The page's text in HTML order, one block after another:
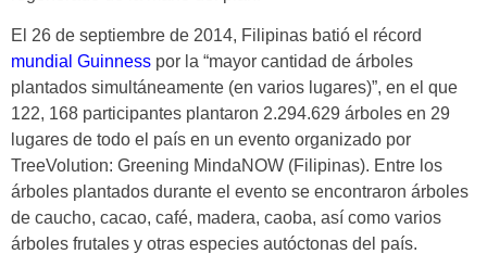
El 26 de septiembre de 2014, Filipinas batió el récord
mundial Guinness por la “mayor cantidad de árboles
plantados simultáneamente (en varios lugares)”, en el que
122, 168 participantes plantaron 2.294.629 árboles en 29
lugares de todo el país en un evento organizado por
TreeVolution: Greening MindaNOW (Filipinas). Entre los
árboles plantados durante el evento se encontraron árboles
de caucho, cacao, café, madera, caoba, así como varios
árboles frutales y otras especies autóctonas del país.